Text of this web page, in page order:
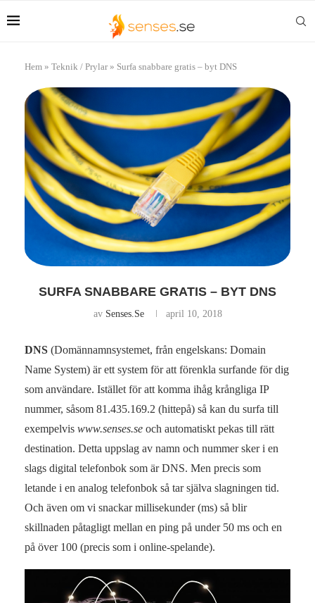
Hem » Teknik / Prylar» Surfa snabbare gratis – byt DNS
SURFA SNABBARE GRATIS – BYT DNS
av Senses.se april 10, 2018
DNS (Domännamnsystemet, från engelskans: Domain
Name System) är ett system för att förenkla surfande för dig
som användare. Istället för att komma ihåg krångliga IP
nummer, såsom 81.435.169.2 (hittepå) så kan du surfa till
exempelvis www.senses.se och automatiskt pekas till rätt
destination. Detta uppslag av namn och nummer sker i en
slags digital telefonbok som är DNS. Men precis som
letande i en analog telefonbok så tar själva slagningen tid.
Och även om vi snackar millisekunder (ms) så blir
skillnaden påtagligt mellan en ping på under 50 ms och en
på över 100 (precis som i online-spelande).